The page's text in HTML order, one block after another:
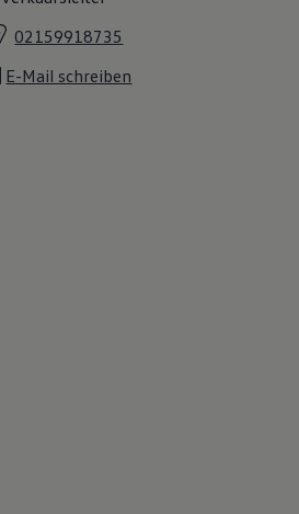
02159918735
E-Mail schreiben